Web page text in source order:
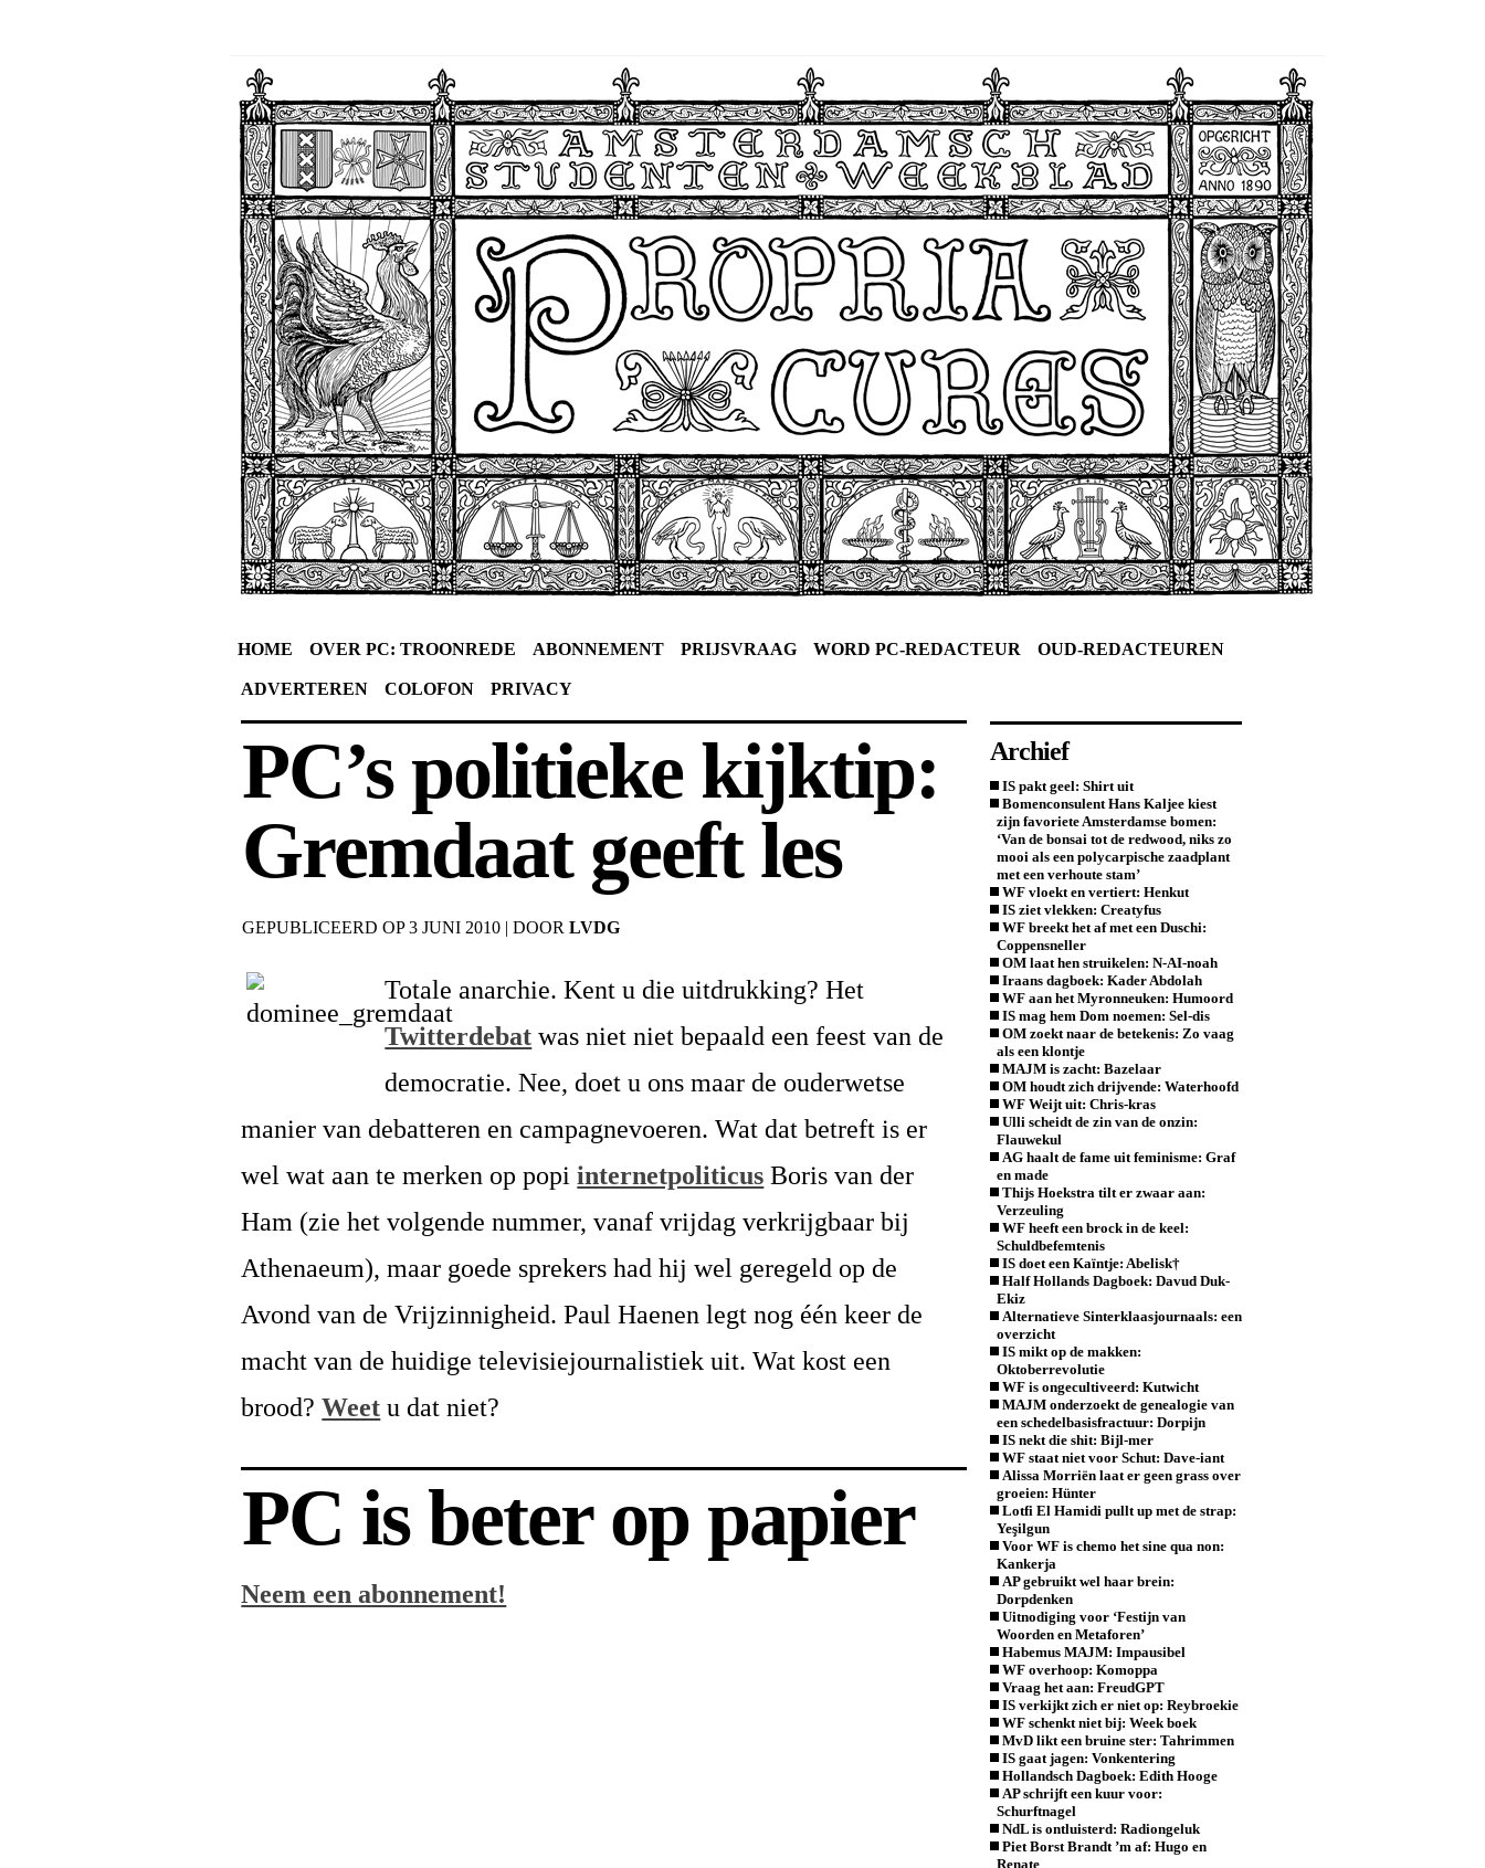
HOME OVER PC: TROONREDE ABONNEMENT PRIJSVRAAG WORD PC-REDACTEUR OUD-REDACTEUREN
ADVERTEREN COLOFON PRIVACY
PC’s politieke kijktip:
Gremdaat geeft les
GEPUBLICEERD OP 3 JUNI 2010 |DOOR LVDG
Totale anarchie. Kent u die uitdrukking? Het
Twitterdebat was niet niet bepaald een feest van de
democratie. Nee, doet u ons maar de ouderwetse
manier van debatteren en campagnevoeren. Wat dat betreft is er
wel wat aan te merken op popiinternetpoliticus Boris van der
Ham (zie het volgende nummer, vanaf vrijdag verkrijgbaar bij
Athenaeum), maar goede sprekers had hij wel geregeld op de
Avond van de Vrijzinnigheid. Paul Haenen legt nog één keer de
macht van de huidige televisiejournalistiek uit. Wat kost een
brood?Weet u dat niet?
PC is beter op papier
Neem een abonnement!
Archief
IS pakt geel: Shirt uit
Bomenconsulent Hans Kaljee kiest
zijn favoriete Amsterdamse bomen:
‘Van de bonsai tot de redwood, niks zo
mooi als een polycarpische zaadplant
met een verhoute stam’
WF vloekt en vertiert: Henkut
IS ziet vlekken: Creatyfus
WF breekt het af met een Duschi:
Coppensneller
OM laat hen struikelen: N-AI-noah
Iraans dagboek: Kader Abdolah
WF aan het Myronneuken: Humoord
IS mag hem Dom noemen: Sel-dis
OM zoekt naar de betekenis: Zo vaag
als een klontje
MAJM is zacht: Bazelaar
OM houdt zich drijvende: Waterhoofd
WF Weijt uit: Chris-kras
Ulli scheidt de zin van de onzin:
Flauwekul
AG haalt de fame uit feminisme: Graf
en made
Thijs Hoekstra tilt er zwaar aan:
Verzeuling
WF heeft een brock in de keel:
Schuldbefemtenis
IS doet een Kaïntje: Abelisk†
Half Hollands Dagboek: Davud Duk-
Ekiz
Alternatieve Sinterklaasjournaals: een
overzicht
IS mikt op de makken:
Oktoberrevolutie
WF is ongecultiveerd: Kutwicht
MAJM onderzoekt de genealogie van
een schedelbasisfractuur: Dorpijn
IS nekt die shit: Bijl-mer
WF staat niet voor Schut: Dave-iant
Alissa Morriën laat er geen grass over
groeien: Hünter
Lotfi El Hamidi pullt up met de strap:
Yeşilgun
Voor WF is chemo het sine qua non:
Kankerja
AP gebruikt wel haar brein:
Dorpdenken
Uitnodiging voor ‘Festijn van
Woorden en Metaforen’
Habemus MAJM: Impausibel
WF overhoop: Komoppa
Vraag het aan: FreudGPT
IS verkijkt zich er niet op: Reybroekie
WF schenkt niet bij: Week boek
MvD likt een bruine ster: Tahrimmen
IS gaat jagen: Vonkentering
Hollandsch Dagboek: Edith Hooge
AP schrijft een kuur voor:
Schurftnagel
NdL is ontluisterd: Radiongeluk
Piet Borst Brandt ’m af: Hugo en
Renate